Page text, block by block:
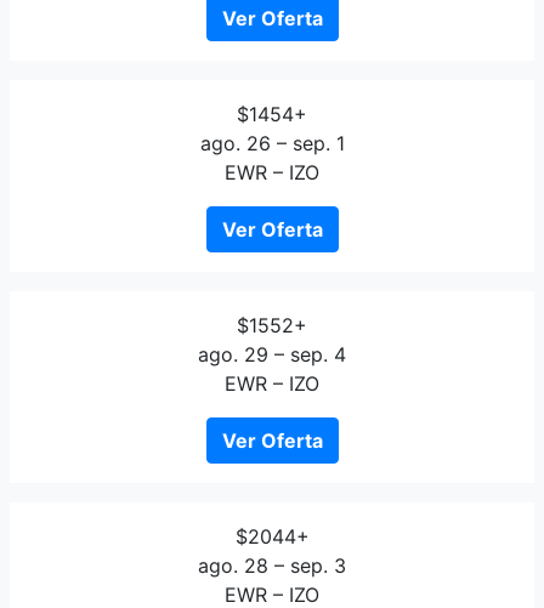
Ver Oferta
$1454+
ago. 26 – sep. 1
EWR – IZO
Ver Oferta
$1552+
ago. 29 – sep. 4
EWR – IZO
Ver Oferta
$2044+
ago. 28 – sep. 3
EWR – IZO